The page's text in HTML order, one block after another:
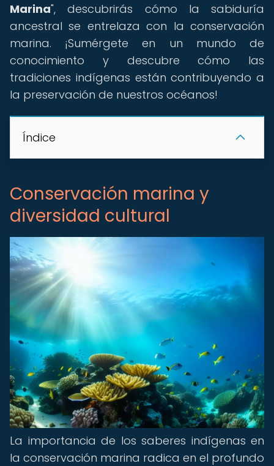
Marina", descubrirás cómo la sabiduría
ancestral se entrelaza con la conservación
marina. ¡Sumérgete en un mundo de
conocimiento y descubre cómo las
tradiciones indígenas están contribuyendo a
la preservación de nuestros océanos!
Índice
Conservación marina y
diversidad cultural
La importancia de los saberes indígenas en
la conservación marina radica en el profundo